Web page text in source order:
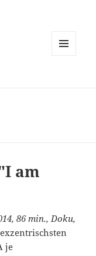
am
86 min., Doku,
je